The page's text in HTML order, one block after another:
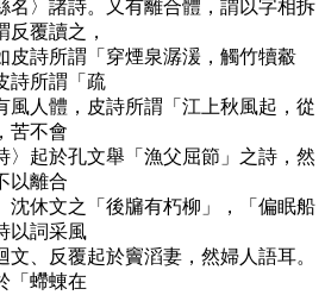
名〉諸詩。又有離合體，謂以字相拆
覆讀之，
皮詩所謂「穿煙泉潺湲，觸竹犢觳
詩所謂「疏
風人體，皮詩所謂「江上秋風起，從
苦不會
〉起於孔文舉「漁父屈節」之詩，然
以離合
沈休文之「後牖有朽柳」，「偏眠船
以詞采風
、反覆起於竇滔妻，然婦人語耳。
「螮蝀在